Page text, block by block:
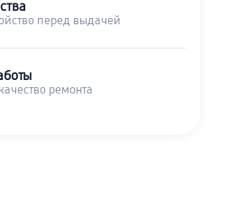
перед выдачей
ремонта